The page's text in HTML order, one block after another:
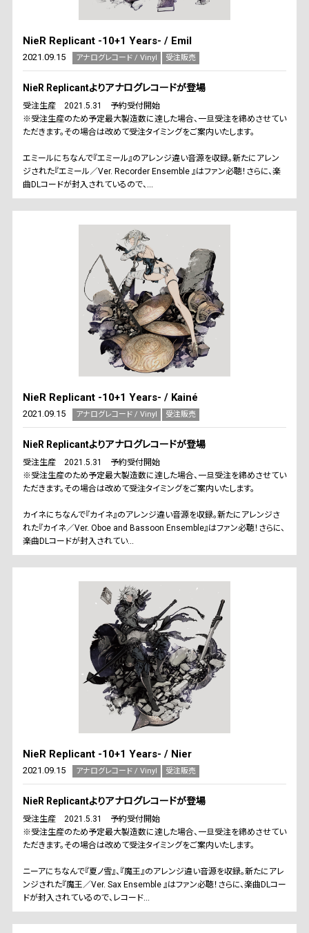
NieR Replicant -10+1 Years- / Emil
2021.09.15 アナログレコード / Vinyl 受注販売
NieR Replicantよりアナログレコードが登場
受注生産 2021.5.31 予約受付開始
※受注生産のため予定最大製造数に達した場合、一旦受注を締めさせてい
ただきます。その場合は改めて受注タイミングをご案内いたします。
エミールにちなんで『エミール』のアレンジ違い音源を収録。新たにアレン
ジされた『エミール／Ver. Recorder Ensemble 』はファン必聴！さらに、楽
曲DLコードが封入されているので、...
NieR Replicant -10+1 Years- / Kainé
2021.09.15 アナログレコード / Vinyl 受注販売
NieR Replicantよりアナログレコードが登場
受注生産 2021.5.31 予約受付開始
※受注生産のため予定最大製造数に達した場合、一旦受注を締めさせてい
ただきます。その場合は改めて受注タイミングをご案内いたします。
カイネにちなんで『カイネ』のアレンジ違い音源を収録。新たにアレンジさ
れた『カイネ／Ver. Oboe and Bassoon Ensemble』はファン必聴！さらに、
楽曲DLコードが封入されてい...
NieR Replicant -10+1 Years- / Nier
2021.09.15 アナログレコード / Vinyl 受注販売
NieR Replicantよりアナログレコードが登場
受注生産 2021.5.31 予約受付開始
※受注生産のため予定最大製造数に達した場合、一旦受注を締めさせてい
ただきます。その場合は改めて受注タイミングをご案内いたします。
ニーアにちなんで『夏ノ雪』、『魔王』のアレンジ違い音源を収録。新たにアレ
ンジされた『魔王／Ver. Sax Ensemble 』はファン必聴！さらに、楽曲DLコー
ドが封入されているので、レコード...